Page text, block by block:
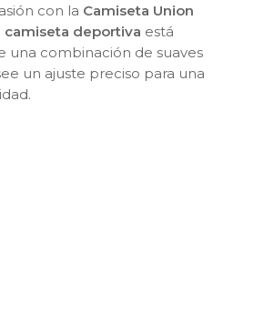
con la Camiseta Union
camiseta deportiva está
una combinación de suaves
un ajuste preciso para una